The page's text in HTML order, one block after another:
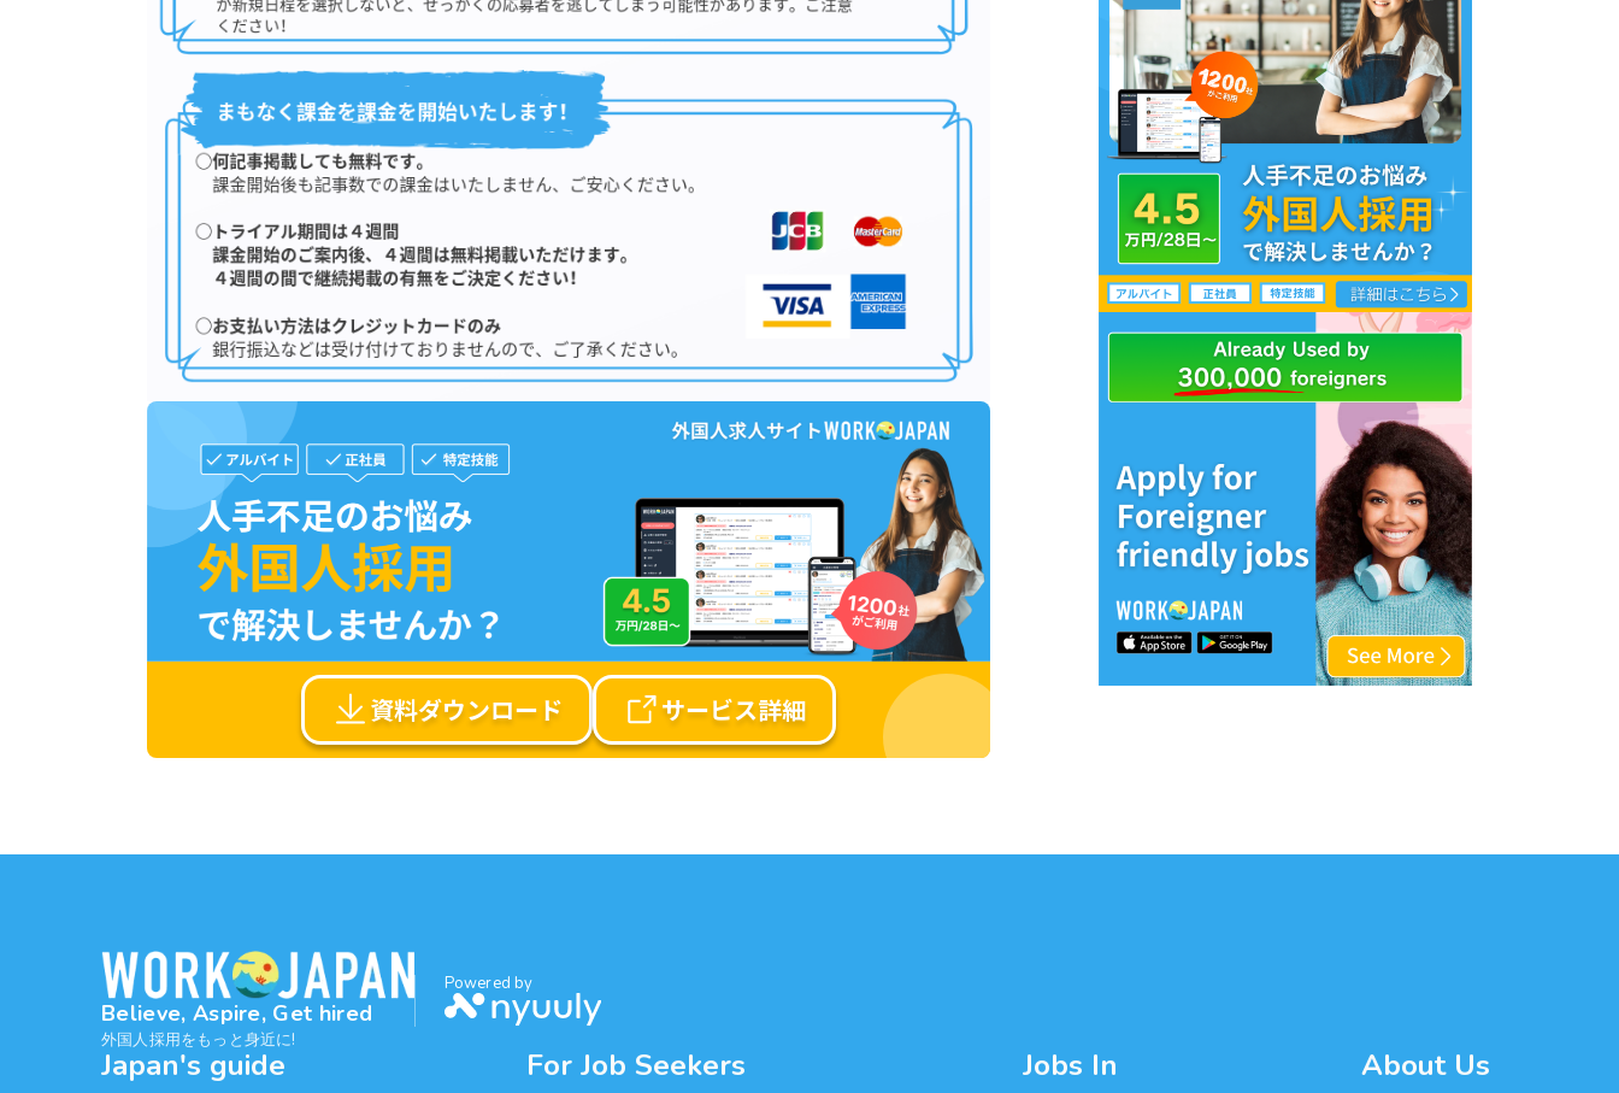
資料ダウンロード サービス詳細
Believe, Aspire, Get hired
外国人採用をもっと身近に!
Powered by
Japan's guide For Job Seekers Jobs In About Us